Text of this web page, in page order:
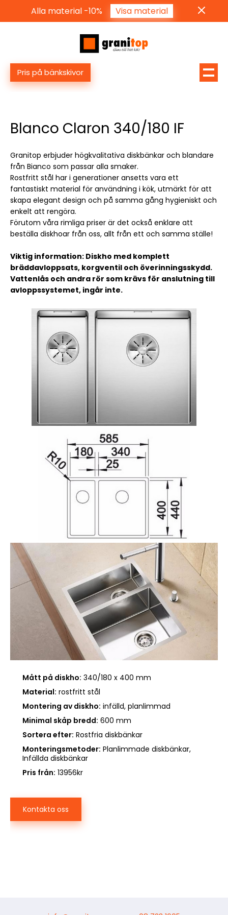
Alla material -10% Visa material
Pris på bänkskivor
Blanco Claron 340/180 IF
Granitop erbjuder högkvalitativa diskbänkar och blandare
från Bianco som passar alla smaker.
Rostfritt stål har i generationer ansetts vara ett
fantastiskt material för användning i kök, utmärkt för att
skapa elegant design och på samma gång hygieniskt och
enkelt att rengöra.
Förutom våra rimliga priser är det också enklare att
beställa diskhoar från oss, allt från ett och samma ställe!
Viktig information: Diskho med komplett
bräddavloppsats, korgventil och överinningsskydd.
Vattenlås och andra rör som krävs för anslutning till
avloppssystemet, ingår inte.
Mått på diskho: 340/180 x 400 mm
Material: rostfritt stål
Montering av diskho: infälld, planlimmad
Minimal skåp bredd: 600 mm
Sortera efter: Rostfria diskbänkar
Monteringsmetoder: Planlimmade diskbänkar,
Infällda diskbänkar
Pris från: 13956kr
Kontakta oss